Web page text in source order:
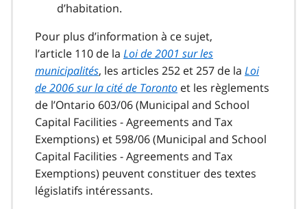
d’habitation.
Pour plus d’information à ce sujet,
l’article 110 de la Loi de 2001 sur les
municipalités, les articles 252 et 257 de la Loi
de 2006 sur la cité de Toronto et les règlements
de l’Ontario 603/06 (Municipal and School
Capital Facilities - Agreements and Tax
Exemptions) et 598/06 (Municipal and School
Capital Facilities - Agreements and Tax
Exemptions) peuvent constituer des textes
législatifs intéressants.